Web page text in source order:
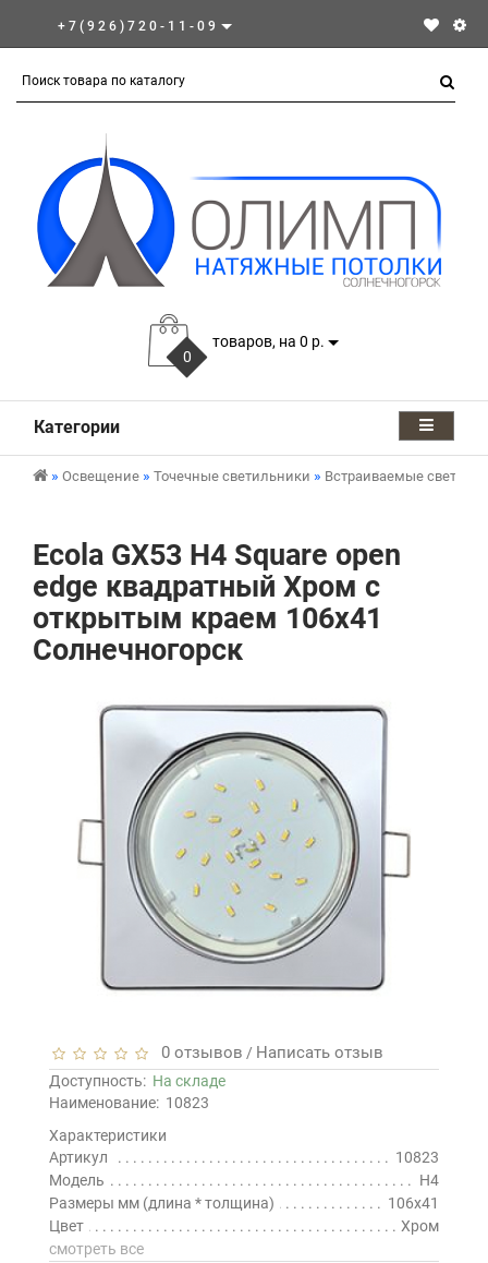
+7(926)720-11-09
0
товаров, на 0 р.
Категории
Освещение Точечные светильники Встраиваемые
Ecola GX53 H4 Square open
edge квадратный Хром с
открытым краем 106x41
Солнечногорск
0 отзывов / Написать отзыв
Доступность: На складе
Наименование: 10823
Характеристики
Артикул
10823
Модель
H4
Размеры мм (длина * толщина)
106х41
Цвет
Хром
смотреть все